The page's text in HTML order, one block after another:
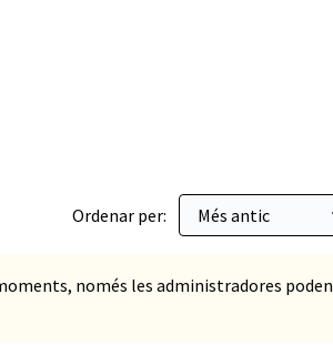
Ordenar per:
només les administradores poden